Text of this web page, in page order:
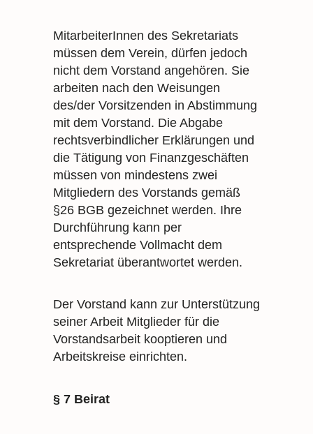
MitarbeiterInnen des Sekretariats
müssen dem Verein, dürfen jedoch
nicht dem Vorstand angehören. Sie
arbeiten nach den Weisungen
des/der Vorsitzenden in Abstimmung
mit dem Vorstand. Die Abgabe
rechtsverbindlicher Erklärungen und
die Tätigung von Finanzgeschäften
müssen von mindestens zwei
Mitgliedern des Vorstands gemäß
§26 BGB gezeichnet werden. Ihre
Durchführung kann per
entsprechende Vollmacht dem
Sekretariat überantwortet werden.
Der Vorstand kann zur Unterstützung
seiner Arbeit Mitglieder für die
Vorstandsarbeit kooptieren und
Arbeitskreise einrichten.
§ 7 Beirat